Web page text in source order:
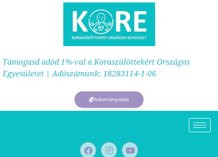
Támogasd adód 1%-val a Koraszülöttekért Országos
Egyesületet | Adószámunk: 18283114-1-06
Adományozás